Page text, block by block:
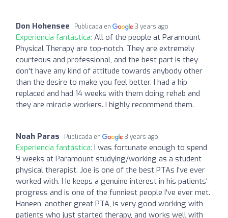
Don Hohensee Publicada en 3 years ago
Experiencia fantástica: All of the people at Paramount
Physical Therapy are top-notch. They are extremely
courteous and professional, and the best part is they
don't have any kind of attitude towards anybody other
than the desire to make you feel better. I had a hip
replaced and had 14 weeks with them doing rehab and
they are miracle workers. I highly recommend them.
Noah Paras Publicada en 3 years ago
Experiencia fantástica: I was fortunate enough to spend
9 weeks at Paramount studying/working as a student
physical therapist. Joe is one of the best PTAs I've ever
worked with. He keeps a genuine interest in his patients'
progress and is one of the funniest people I've ever met.
Haneen, another great PTA, is very good working with
patients who just started therapy, and works well with